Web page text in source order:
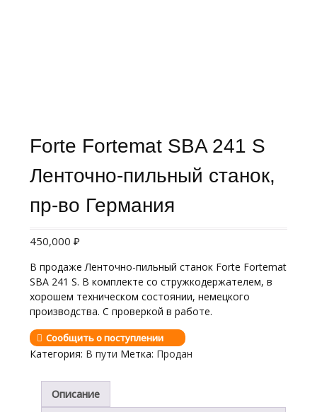
Forte Fortemat SBA 241 S
Ленточно-пильный станок,
пр-во Германия
450,000 ₽
В продаже Ленточно-пильный станок Forte Fortemat
SBA 241 S. В комплекте со стружкодержателем, в
хорошем техническом состоянии, немецкого
производства. С проверкой в работе.
Сообщить о поступлении
Категория: В пути Метка: Продан
Описание